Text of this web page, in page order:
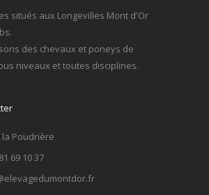
situés aux Longevilles Mont d'Or
des chevaux et poneys de
niveaux et toutes disciplines.
Poudrière
69 10 37